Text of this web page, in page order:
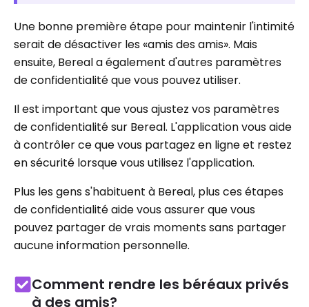
Une bonne première étape pour maintenir l'intimité
serait de désactiver les «amis des amis». Mais
ensuite, Bereal a également d'autres paramètres
de confidentialité que vous pouvez utiliser.
Il est important que vous ajustez vos paramètres
de confidentialité sur Bereal. L'application vous aide
à contrôler ce que vous partagez en ligne et restez
en sécurité lorsque vous utilisez l'application.
Plus les gens s'habituent à Bereal, plus ces étapes
de confidentialité aide vous assurer que vous
pouvez partager de vrais moments sans partager
aucune information personnelle.
Comment rendre les béréaux privés
à des amis?